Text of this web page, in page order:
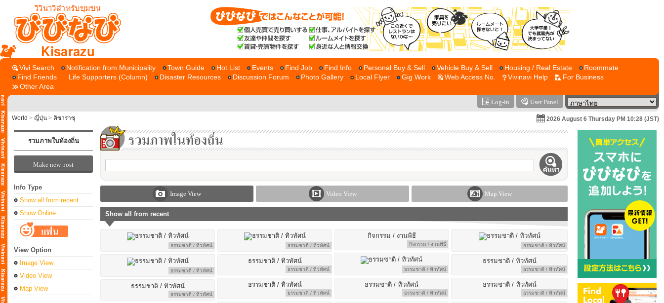
Kisarazu
Vivi Search Notification from Municipality Town Guide Hot List Events Find Job Find Info Personal Buy & Sell Vehicle Buy & Sell Housing / Real Estate
Roommate
Find Friends
Life Supporters (Column) Disaster Resources Discussion Forum Photo Gallery Local Flyer Gig Work Web Access No. Vivinavi Help
For Business
Other Area
Log-in User Panel
World > ญี่ปุ่น > คิซาราซุ 2026 August 6 Thursday PM 10:28 (JST)
รวมภาพในท้องถิ่น
Make new post
Info Type
Show all from recent
Show Online
View Option
Image View
Video View
Map View
Image View Video View Map View
Show all from recent
ธรรมชาติ / ทิวทัศน์
ธรรมชาติ / ทิวทัศน์
ธรรมชาติ / ทิวทัศน์
ธรรมชาติ / ทิวทัศน์
ธรรมชาติ / ทิวทัศน์
ธรรมชาติ / ทิวทัศน์
กิจกรรม / งานพิธี
ธรรมชาติ / ทิวทัศน์
ธรรมชาติ / ทิวทัศน์
ธรรมชาติ / ทิวทัศน์
ธรรมชาติ / ทิวทัศน์
ธรรมชาติ / ทิวทัศน์